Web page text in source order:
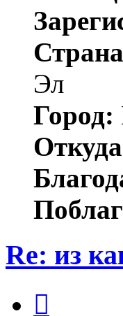
Эл
Город:
Re: из